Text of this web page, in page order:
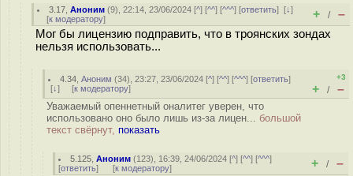
3.17 ,Аноним (9), 22:14, 23/06/2024 [^] [^^] [^^^] [ответить][↓]
[к модератору] + / –
Мог бы лицензию подправить, что в троянских зондах
нельзя использовать...
4.34 ,Аноним (34), 23:27, 23/06/2024 [^] [^^] [^^^] [ответить]
[↓] [к модератору]
+3
+ / –
Уважаемый опеннетный оналитег уверен, что
использовано оно было лишь из-за лицен... большой
текст свёрнут, показать
5.125 ,Аноним (123), 16:39, 24/06/2024 [^] [^^] [^^^]
[ответить] [к модератору] + / –